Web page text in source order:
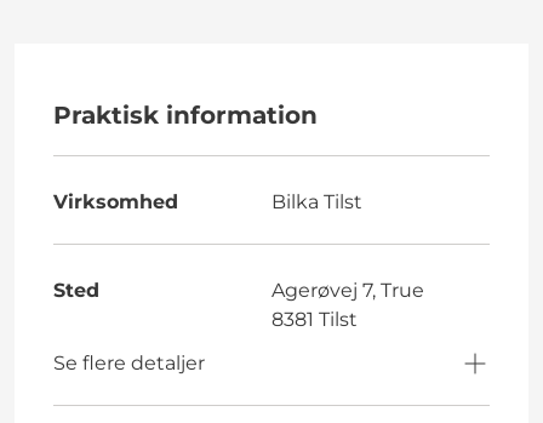
Praktisk information
Virksomhed Bilka Tilst
Sted
Agerøvej 7, True
8381 Tilst
Se flere detaljer